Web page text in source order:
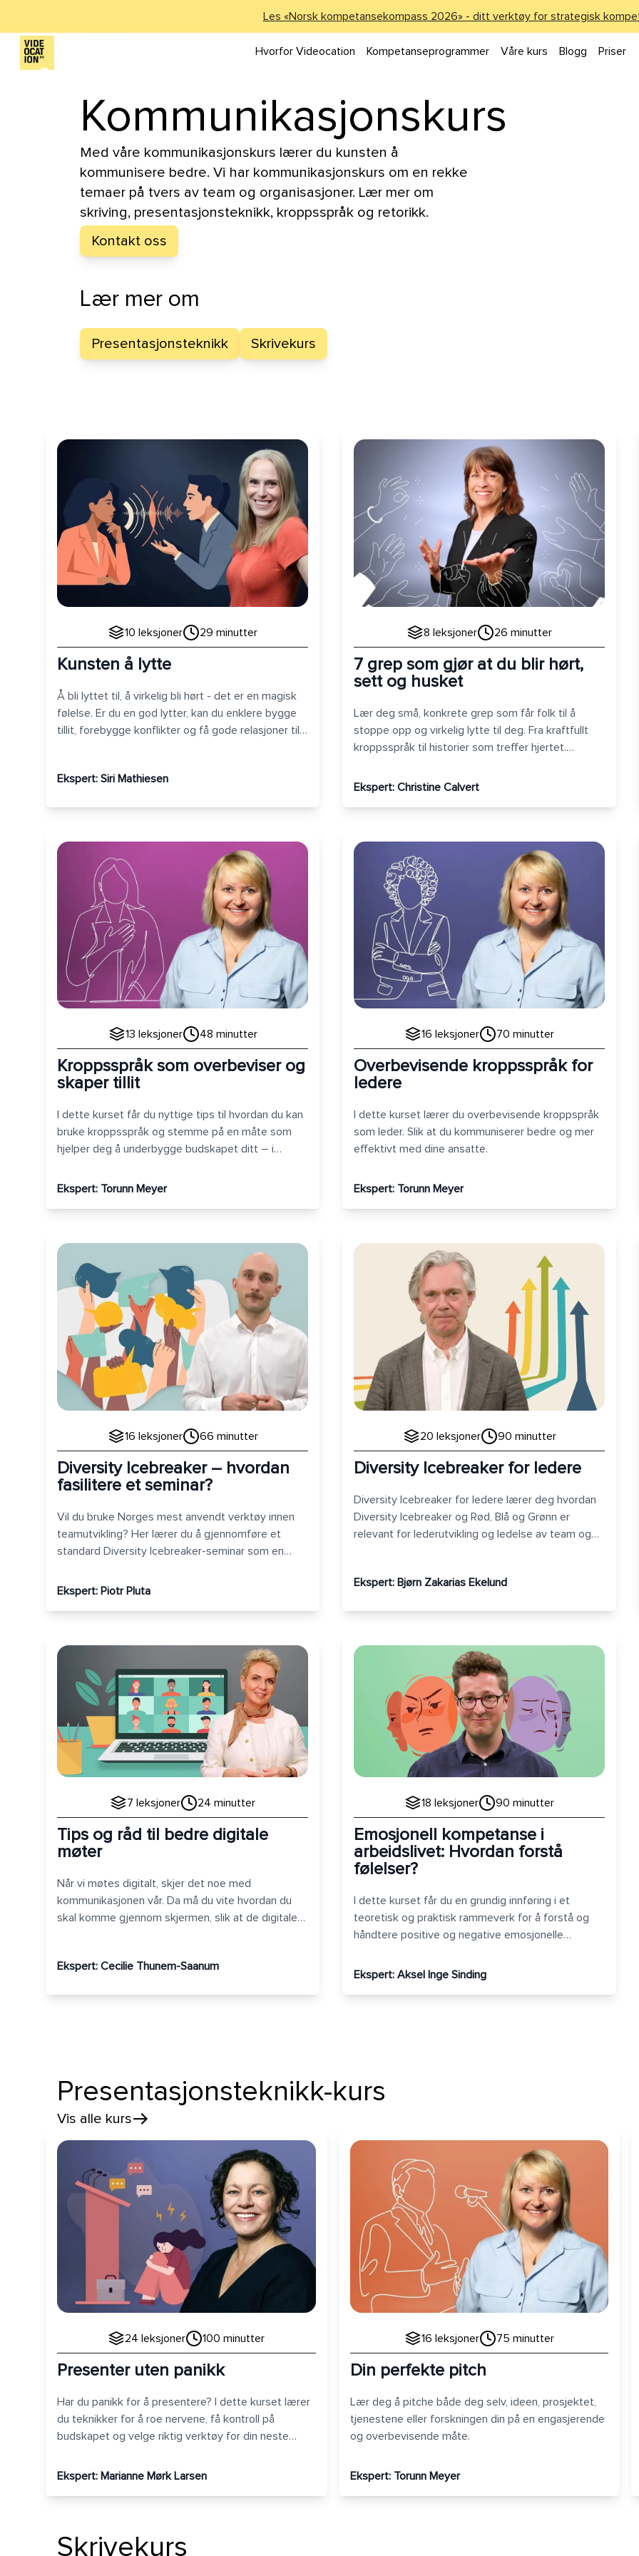
Les «Norsk kompetansekompass 2026» - ditt verktøy for strategisk
Hvorfor Videocation Kompetanseprogrammer Våre kurs Blogg Priser
Kommunikasjonskurs
Med våre kommunikasjonskurs lærer du kunsten å
kommunisere bedre. Vi har kommunikasjonskurs om en rekke
temaer på tvers av team og organisasjoner. Lær mer om
skriving, presentasjonsteknikk, kroppsspråk og retorikk.
Kontakt oss
Lær mer om
Presentasjonsteknikk Skrivekurs
Kunsten å lytte
10 leksjoner 29 minutter
Kunsten å lytte
Å bli lyttet til, å virkelig bli hørt - det er en magisk
følelse. Er du en god lytter, kan du enklere bygge
tillit, forebygge konflikter og få gode relasjoner til
Ekspert: Siri Mathiesen
7 grep som gjør at du blir hørt, sett og husket
8 leksjoner 26 minutter
7 grep som gjør at du blir hørt,
sett og husket
Lær deg små, konkrete grep som får folk til å
stoppe opp og virkelig lytte til deg. Fra kraftfullt
kroppsspråk til historier som treffer hjertet.
du skaper.
Ekspert: Christine Calvert
Kroppsspråk som overbeviser og skaper tillit
13 leksjoner 48 minutter
Kroppsspråk som overbeviser og
skaper tillit
I dette kurset får du nyttige tips til hvordan du kan
bruke kroppsspråk og stemme på en måte som
hjelper deg å underbygge budskapet ditt – i
Ekspert: Torunn Meyer
Overbevisende kroppsspråk for ledere
16 leksjoner 70 minutter
Overbevisende kroppsspråk for
ledere
I dette kurset lærer du overbevisende kroppspråk
som leder. Slik at du kommuniserer bedre og mer
effektivt med dine ansatte.
Ekspert: Torunn Meyer
Diversity Icebreaker – hvordan fasilitere et seminar?
16 leksjoner 66 minutter
Diversity Icebreaker – hvordan
fasilitere et seminar?
Vil du bruke Norges mest anvendt verktøy innen
teamutvikling? Her lærer du å gjennomføre et
standard Diversity Icebreaker-seminar som en
Ekspert: Piotr Pluta
Diversity Icebreaker for ledere
20 leksjoner 90 minutter
Diversity Icebreaker for ledere
Diversity Icebreaker for ledere lærer deg hvordan
Diversity Icebreaker og Rød, Blå og Grønn er
relevant for lederutvikling og ledelse av team og
Ekspert: Bjørn Zakarias Ekelund
Tips og råd til bedre digitale møter
7 leksjoner 24 minutter
Tips og råd til bedre digitale
møter
Når vi møtes digitalt, skjer det noe med
kommunikasjonen vår. Da må du vite hvordan du
skal komme gjennom skjermen, slik at de digitale
Ekspert: Cecilie Thunem-Saanum
Emosjonell kompetanse i arbeidslivet: Hvordan
18 leksjoner 90 minutter
Emosjonell kompetanse i
arbeidslivet: Hvordan forstå
følelser?
I dette kurset får du en grundig innføring i et
teoretisk og praktisk rammeverk for å forstå og
håndtere positive og negative emosjonelle
Ekspert: Aksel Inge Sinding
Presentasjonsteknikk-kurs
Vis alle kurs
Presenter uten panikk
24 leksjoner 100 minutter
Presenter uten panikk
Har du panikk for å presentere? I dette kurset lærer
du teknikker for å roe nervene, få kontroll på
budskapet og velge riktig verktøy for din neste
Ekspert: Marianne Mørk Larsen
Din perfekte pitch
16 leksjoner 75 minutter
Din perfekte pitch
Lær deg å pitche både deg selv, ideen, prosjektet,
tjenestene eller forskningen din på en engasjerende
og overbevisende måte.
Ekspert: Torunn Meyer
Skrivekurs